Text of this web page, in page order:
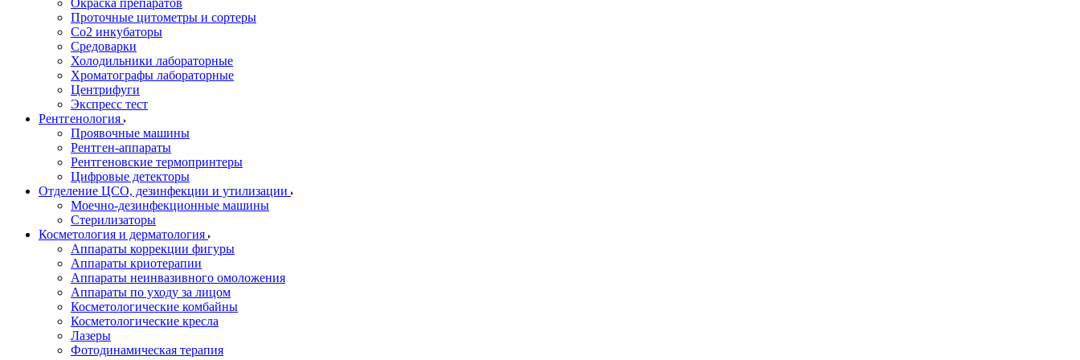
Окраска препаратов
Проточные цитометры и сортеры
Со2 инкубаторы
Средоварки
Холодильники лабораторные
Хроматографы лабораторные
Центрифуги
Экспресс тест
Рентгенология
Проявочные машины
Рентген-аппараты
Рентгеновские термопринтеры
Цифровые детекторы
Отделение ЦСО, дезинфекции и утилизации
Моечно-дезинфекционные машины
Стерилизаторы
Косметология и дерматология
Аппараты коррекции фигуры
Аппараты криотерапии
Аппараты неинвазивного омоложения
Аппараты по уходу за лицом
Косметологические комбайны
Косметологические кресла
Лазеры
Фотодинамическая терапия